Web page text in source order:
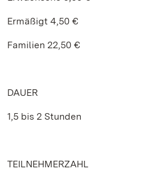
Ermäßigt 4,50 €
Familien 22,50 €
DAUER
1,5 bis 2 Stunden
TEILNEHMERZAHL